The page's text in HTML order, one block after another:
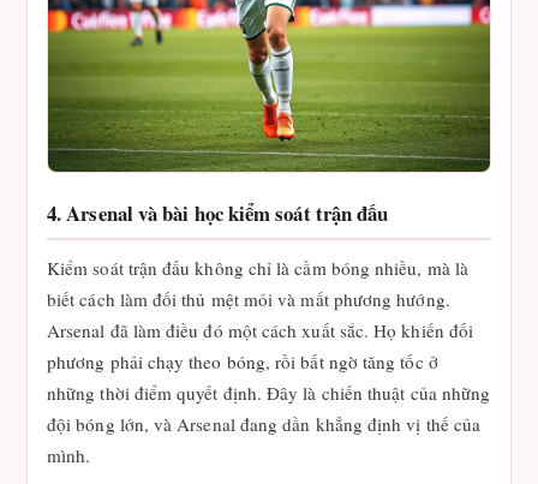
4. Arsenal và bài học kiểm soát trận đấu
Kiểm soát trận đấu không chỉ là cầm bóng nhiều, mà là
biết cách làm đối thủ mệt mỏi và mất phương hướng.
Arsenal đã làm điều đó một cách xuất sắc. Họ khiến đối
phương phải chạy theo bóng, rồi bất ngờ tăng tốc ở
những thời điểm quyết định. Đây là chiến thuật của những
đội bóng lớn, và Arsenal đang dần khẳng định vị thế của
mình.